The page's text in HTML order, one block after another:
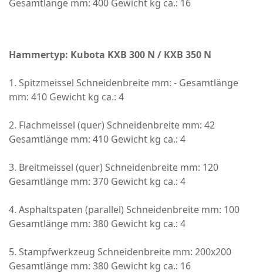
Gesamtlänge mm: 400 Gewicht kg ca.: 16
Hammertyp: Kubota KXB 300 N / KXB 350 N
1. Spitzmeissel Schneidenbreite mm: - Gesamtlänge
mm: 410 Gewicht kg ca.: 4
2. Flachmeissel (quer) Schneidenbreite mm: 42
Gesamtlänge mm: 410 Gewicht kg ca.: 4
3. Breitmeissel (quer) Schneidenbreite mm: 120
Gesamtlänge mm: 370 Gewicht kg ca.: 4
4. Asphaltspaten (parallel) Schneidenbreite mm: 100
Gesamtlänge mm: 380 Gewicht kg ca.: 4
5. Stampfwerkzeug Schneidenbreite mm: 200x200
Gesamtlänge mm: 380 Gewicht kg ca.: 16